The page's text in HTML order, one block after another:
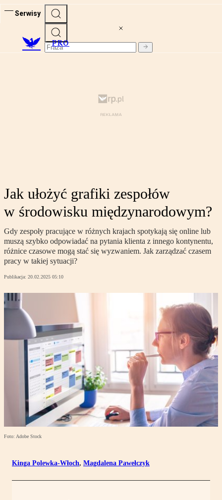
Serwisy
PRO
Jak ułożyć grafiki zespołów
w środowisku międzynarodowym?
Gdy zespoły pracujące w różnych krajach spotykają się online lub
muszą szybko odpowiadać na pytania klienta z innego kontynentu,
różnice czasowe mogą stać się wyzwaniem. Jak zarządzać czasem
pracy w takiej sytuacji?
Publikacja: 20.02.2025 05:10
Foto: Adobe Stock
Kinga Polewka-Włoch, Magdalena Pawełczyk